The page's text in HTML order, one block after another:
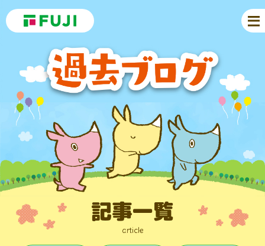
記事一覧
article